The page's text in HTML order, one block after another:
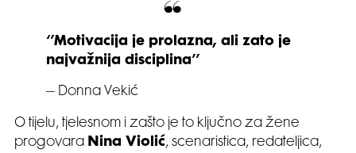
‘’Motivacija je prolazna, ali zato je
najvažnija disciplina’’
– Donna Vekić
O tijelu, tjelesnom i zašto je to ključno za žene
progovara Nina Violić, scenaristica, redateljica,